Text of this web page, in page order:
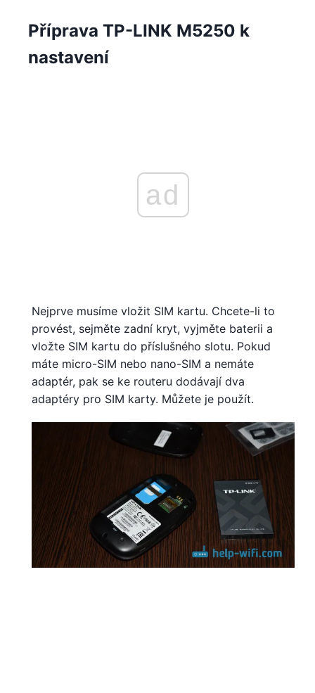
Příprava TP-LINK M5250 k
nastavení
ad
Nejprve musíme vložit SIM kartu. Chcete-li to
provést, sejměte zadní kryt, vyjměte baterii a
vložte SIM kartu do příslušného slotu. Pokud
máte micro-SIM nebo nano-SIM a nemáte
adaptér, pak se ke routeru dodávají dva
adaptéry pro SIM karty. Můžete je použít.